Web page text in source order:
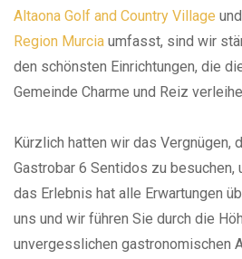
Altaona Golf and Country Village
Region Murcia umfasst, sind wir
den schönsten Einrichtungen, die
Gemeinde Charme und Reiz
Kürzlich hatten wir das Vergnügen,
Gastrobar 6 Sentidos zu besuchen,
das Erlebnis hat alle Erwartungen
uns und wir führen Sie durch die
unvergesslichen gastronomischen